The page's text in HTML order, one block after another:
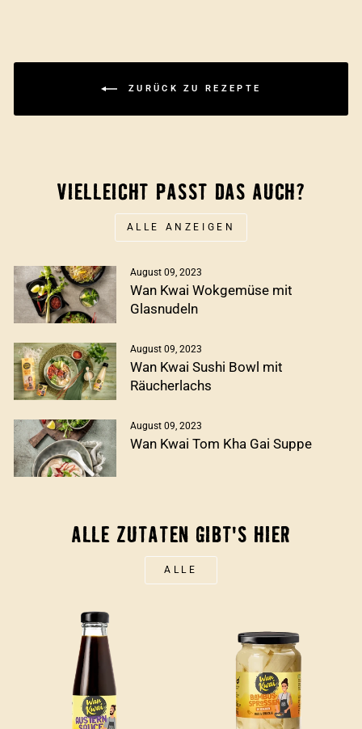
ZURÜCK ZU REZEPTE
VIELLEICHT PASST DAS AUCH?
ALLE ANZEIGEN
August 09, 2023
Wan Kwai Wokgemüse mit
Glasnudeln
August 09, 2023
Wan Kwai Sushi Bowl mit
Räucherlachs
August 09, 2023
Wan Kwai Tom Kha Gai Suppe
ALLE ZUTATEN GIBT'S HIER
ALLE